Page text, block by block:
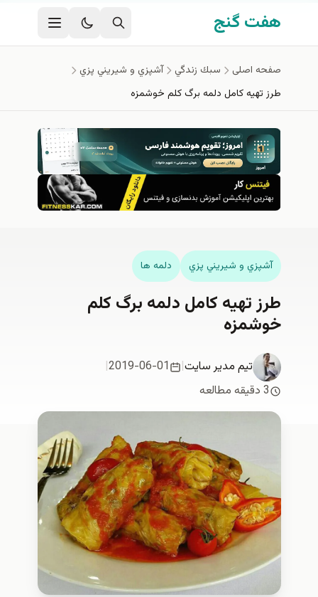
رفتن به محتوای اصلی
هفت گنج
صفحه اصلی سبك زندگي
آشپزي و شيريني پزي
طرز تهیه کامل دلمه برگ کلم خوشمزه
آشپزي و شيريني پزي دلمه ها
طرز تهیه کامل دلمه برگ کلم
خوشمزه
تیم مدیر سایت|
2019-06-01
|
3 دقیقه مطالعه